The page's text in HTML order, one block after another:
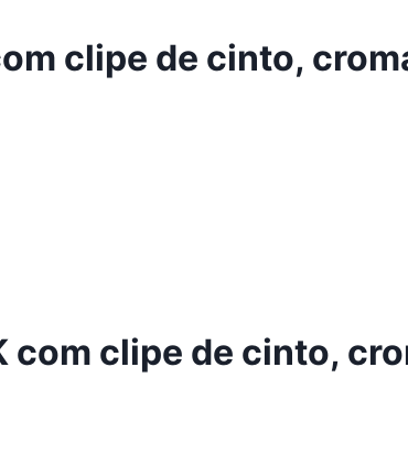
clipe de cinto,
com clipe de cinto,